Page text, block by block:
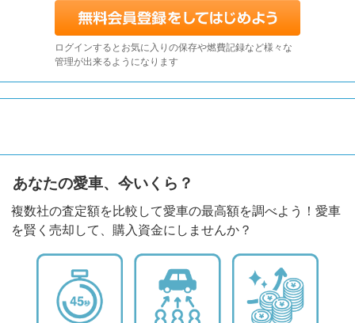
ログインするとお気に入りの保存や燃費記録など様々な
管理が出来るようになります
あなたの愛車、今いくら？
複数社の査定額を比較して愛車の最高額を調べよう！愛車
を賢く売却して、購入資金にしませんか？